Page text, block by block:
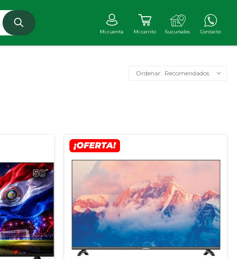
Recomendados